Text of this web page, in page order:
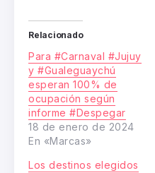
Relacionado
Para #Carnaval #Jujuy
y #Gualeguaychú
esperan 100% de
ocupación según
informe #Despegar
18 de enero de 2024
En «Marcas»
Los destinos elegidos